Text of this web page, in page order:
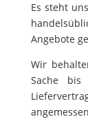
Es steht
Angebote
Wir
Sache bis